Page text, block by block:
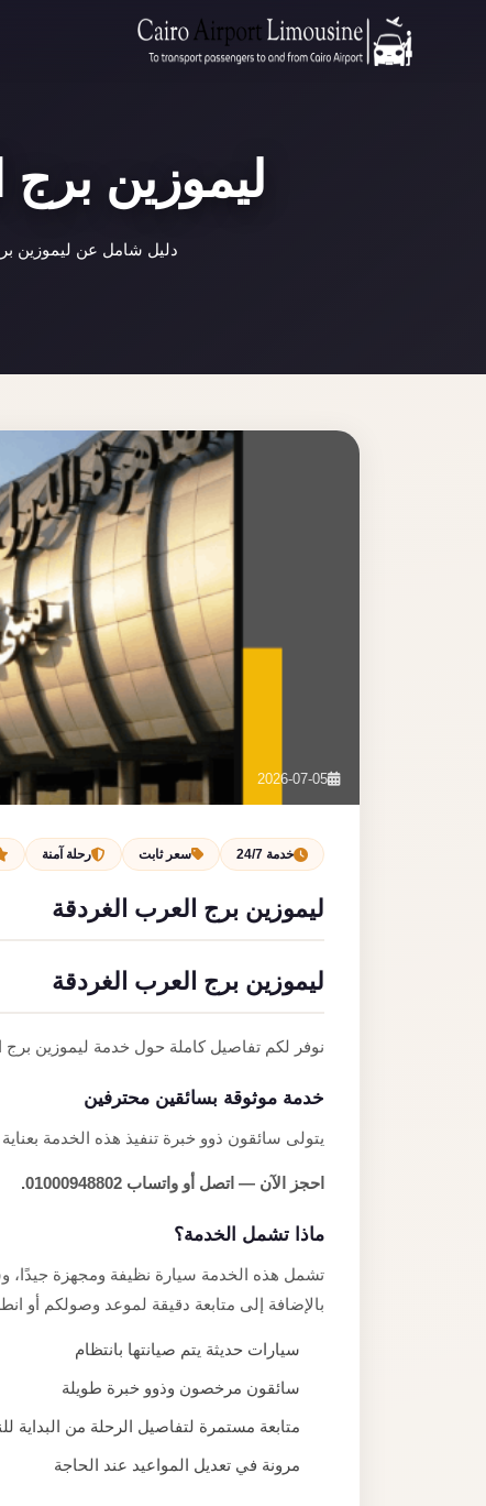
ليموزين برج
دليل شامل عن ليموزين
2026-07-05
خدمة 24/7 سعر ثابت رحلة آمنة
ليموزين برج العرب الغردقة
ليموزين برج العرب الغردقة
نوفر لكم تفاصيل كاملة حول خدمة ليموزين
خدمة موثوقة بسائقين محترفين
يتولى سائقون ذوو خبرة تنفيذ هذه الخدمة
احجز الآن — اتصل أو واتساب 01000948802.
ماذا تشمل الخدمة؟
تشمل هذه الخدمة سيارة نظيفة ومجهزة جيدًا،
بالإضافة إلى متابعة دقيقة لموعد وصولكم أو
سيارات حديثة يتم صيانتها بانتظام
سائقون مرخصون وذوو خبرة طويلة
متابعة مستمرة لتفاصيل الرحلة من البداية
مرونة في تعديل المواعيد عند الحاجة